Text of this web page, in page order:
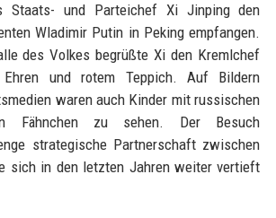
Staats- und Parteichef Xi Jinping den
Wladimir Putin in Peking empfangen.
des Volkes begrüßte Xi den Kremlchef
und rotem Teppich. Auf Bildern
waren auch Kinder mit russischen
Fähnchen zu sehen. Der Besuch
strategische Partnerschaft zwischen
sich in den letzten Jahren weiter vertieft